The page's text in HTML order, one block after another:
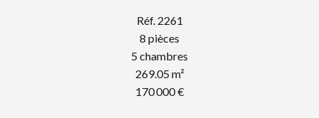
Réf. 2261
8 pièces
5 chambres
269.05 m²
170 000 €